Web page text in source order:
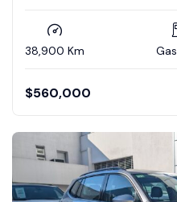
38,900 Km
$560,000